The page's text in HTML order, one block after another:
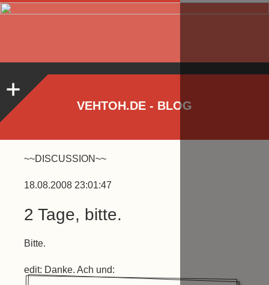
VEHTOH.DE - BLOG
~~DISCUSSION~~
18.08.2008 23:01:47
2 Tage, bitte.
Bitte.
edit: Danke. Ach und: